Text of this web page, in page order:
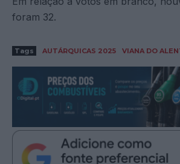
foram 32.
Tags AUTÁRQUICAS 2025 VIANA DO